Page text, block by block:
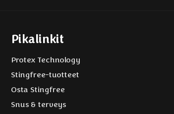
Pikalinkit
Protex Technology
Stingfree-tuotteet
Osta Stingfree
Snus & terveys